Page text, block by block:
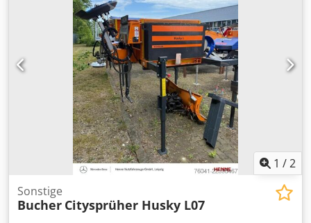
1 /2
Sonstige
Bucher Citysprüher Husky L07